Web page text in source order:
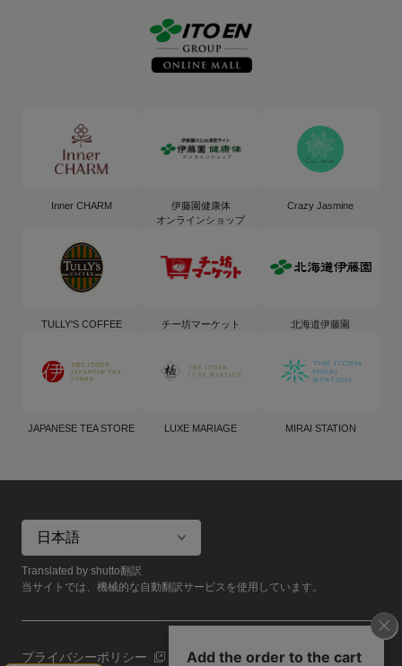
Translated by shutto翻訳
当サイトでは、機械的な自動翻訳サービスを使用しています。
Inner CHARM
伊藤園健康体
オンラインショップ
Crazy Jasmine
TULLY'S COFFEE チー坊マーケット 北海道伊藤園
JAPANESE TEA STORE LUXE MARIAGE MIRAI STATION
プライバシーポリシー